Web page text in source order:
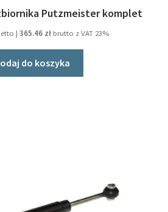
Putzmeister komplet
| 365.46 złbrutto z VAT 23%
do koszyka